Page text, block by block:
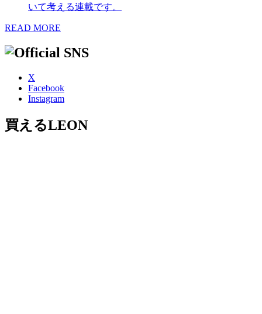
いて考える連載です。
READ MORE
X
Facebook
Instagram
買えるLEON